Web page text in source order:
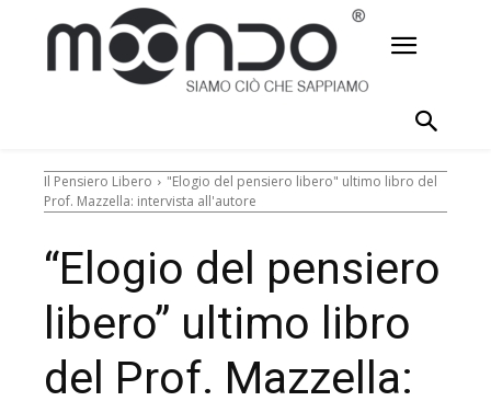
Il Pensiero Libero
"Elogio del pensiero libero" ultimo libro del
Prof. Mazzella: intervista all'autore
“Elogio del pensiero
libero” ultimo libro
del Prof. Mazzella: